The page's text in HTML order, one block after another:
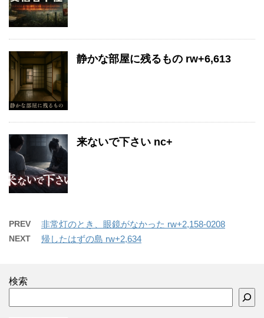
静かな部屋に残るもの rw+6,613
来ないで下さい nc+
PREV 非常灯のとき、眼鏡がなかった rw+2,158-0208
NEXT 帰したはずの島 rw+2,634
検索